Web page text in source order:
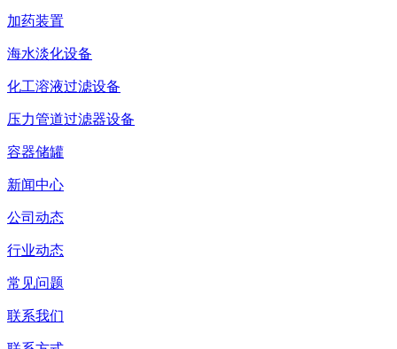
加药装置
海水淡化设备
化工溶液过滤设备
压力管道过滤器设备
容器储罐
新闻中心
公司动态
行业动态
常见问题
联系我们